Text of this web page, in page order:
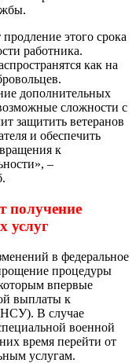
этого срока
работника.
как на
дополнительных
сложности с
защитить ветеранов
и обеспечить
к
–
получение
услуг
в федеральное
процедуры
впервые
выплаты к
В случае
военной
время перейти от
услугам.